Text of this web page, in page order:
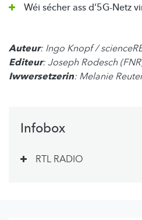
Wéi sécher ass d‘5G-Netz
Auteur: Ingo Knopf /
Editeur: Joseph Rodesch
Iwwersetzerin: Melanie
Infobox
RTL RADIO